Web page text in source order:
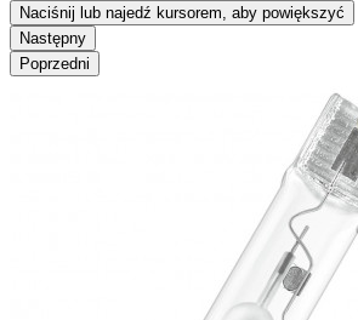
Naciśnij lub najedź kursorem, aby powiększyć
Następny
Poprzedni